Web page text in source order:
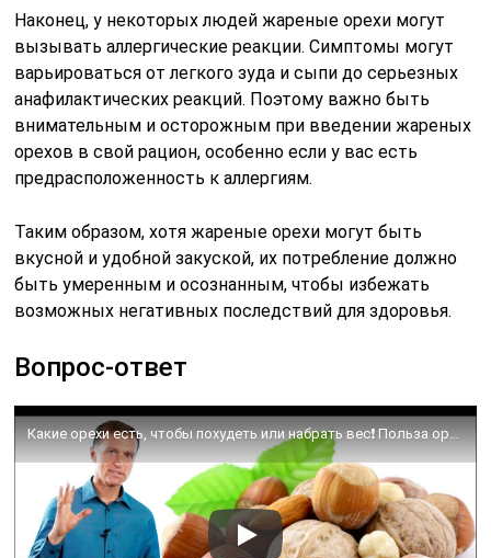
Наконец, у некоторых людей жареные орехи могут
вызывать аллергические реакции. Симптомы могут
варьироваться от легкого зуда и сыпи до серьезных
анафилактических реакций. Поэтому важно быть
внимательным и осторожным при введении жареных
орехов в свой рацион, особенно если у вас есть
предрасположенность к аллергиям.
Таким образом, хотя жареные орехи могут быть
вкусной и удобной закуской, их потребление должно
быть умеренным и осознанным, чтобы избежать
возможных негативных последствий для здоровья.
Вопрос-ответ
Какие орехи есть, чтобы похудеть или набрать вес❗️ Польза орехов